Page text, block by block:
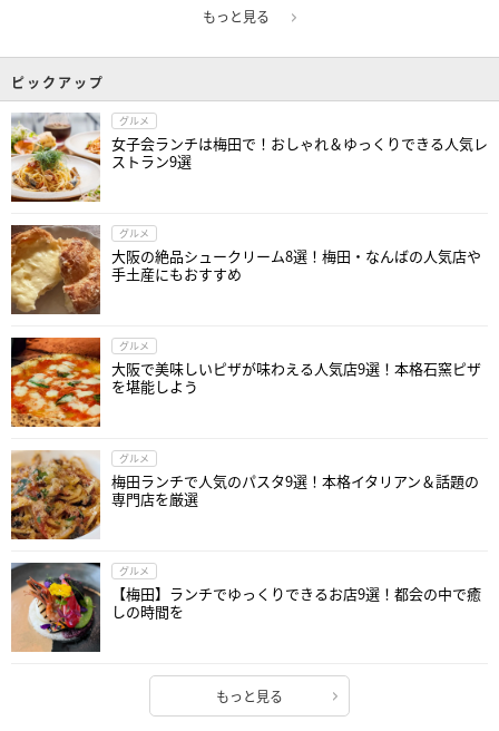
もっと見る
ピックアップ
グルメ
女子会ランチは梅田で！おしゃれ＆ゆっくりできる人気レ
ストラン9選
グルメ
大阪の絶品シュークリーム8選！梅田・なんばの人気店や
手土産にもおすすめ
グルメ
大阪で美味しいピザが味わえる人気店9選！本格石窯ピザ
を堪能しよう
グルメ
梅田ランチで人気のパスタ9選！本格イタリアン＆話題の
専門店を厳選
グルメ
【梅田】ランチでゆっくりできるお店9選！都会の中で癒
しの時間を
もっと見る